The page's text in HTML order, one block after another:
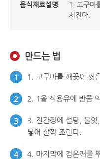
음식재료설명
1. 고구마
서진다.
만드는 법
1 1. 고구마를 깨끗이 씻
2 2. 1을 식용유에 반쯤
3
3. 진간장에 설탕, 물
넣어 살짝 조린다.
4 4. 마지막에 검은깨를